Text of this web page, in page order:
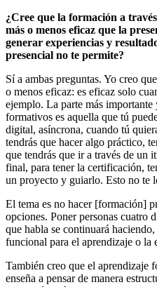
¿Cree que la formación a
más o menos eficaz que la
generar experiencias y
presencial no te permite?
Sí a ambas preguntas. Yo creo
o menos eficaz: es eficaz solo
ejemplo. La parte más
formativos es aquella que tú
digital, asíncrona, cuando tú
tendrás que hacer algo práctico,
que tendrás que ir a través de un
final, para tener la certificación,
un proyecto y guiarlo. Esto no te
El tema es no hacer [formación]
opciones. Poner personas cuatro
que habla se continuará
funcional para el aprendizaje o la
También creo que el aprendizaje
enseña a pensar de manera